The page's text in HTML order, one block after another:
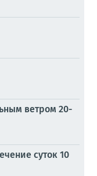
ветром 20-
суток 10